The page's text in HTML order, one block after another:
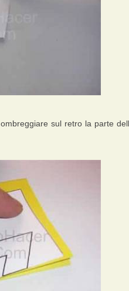
sul retro la parte